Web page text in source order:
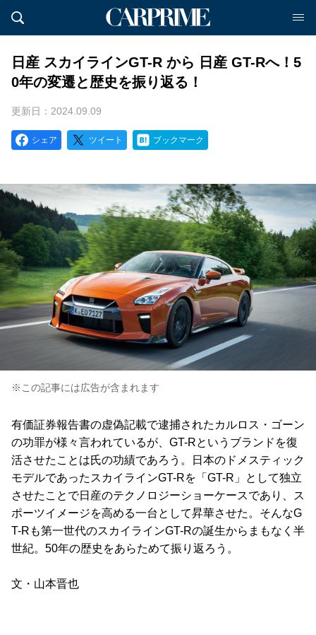
日産 スカイラインGT-R から 日産 GT-Rへ！5
0年の変遷と歴史を振り返る！
更新日：2024.09.09
シェア ツイート ブックマーク
※この記事には広告が含まれます
有価証券報告書の虚偽記載で逮捕されたカルロス・ゴーン
の功罪が様々言われているが、GT-Rというブランドを復
活させたことは氏の功績であろう。日本のドメスティック
モデルであったスカイラインGT-Rを「GT-R」として独立
させたことで日産のテクノロジーショーケースであり、ス
ポーツイメージを高める一台として昇華させた。そんなG
T-Rも第一世代のスカイラインGT-Rの誕生からまもなく半
世紀。50年の歴史をあらためて振り返ろう。
文・山本晋也